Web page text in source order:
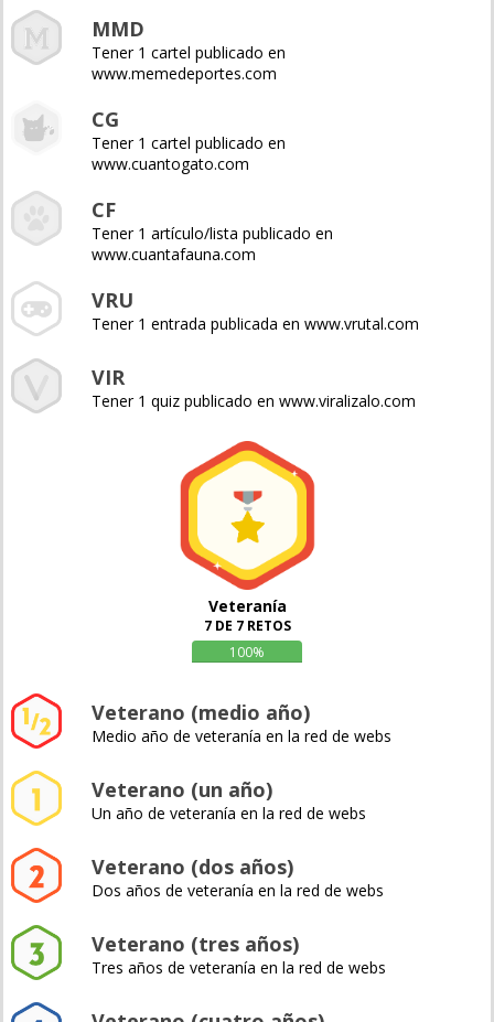
MMD
Tener 1 cartel publicado en
www.memedeportes.com
CG
Tener 1 cartel publicado en
www.cuantogato.com
CF
Tener 1 artículo/lista publicado en
www.cuantafauna.com
VRU
Tener 1 entrada publicada en www.vrutal.com
VIR
Tener 1 quiz publicado en www.viralizalo.com
Veteranía
7 DE 7 RETOS
100%
Veterano (medio año)
Medio año de veteranía en la red de webs
Veterano (un año)
Un año de veteranía en la red de webs
Veterano (dos años)
Dos años de veteranía en la red de webs
Veterano (tres años)
Tres años de veteranía en la red de webs